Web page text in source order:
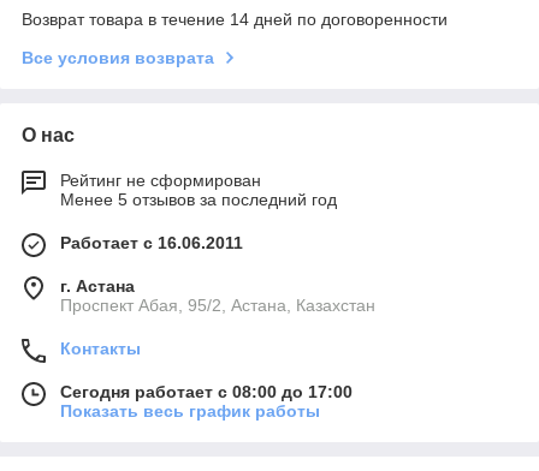
Возврат товара в течение 14 дней по договоренности
Все условия возврата
О нас
Рейтинг не сформирован
Менее 5 отзывов за последний год
Работает с 16.06.2011
г. Астана
​Проспект Абая, 95/2, Астана, Казахстан
Контакты
Сегодня работает с 08:00 до 17:00
Показать весь график работы